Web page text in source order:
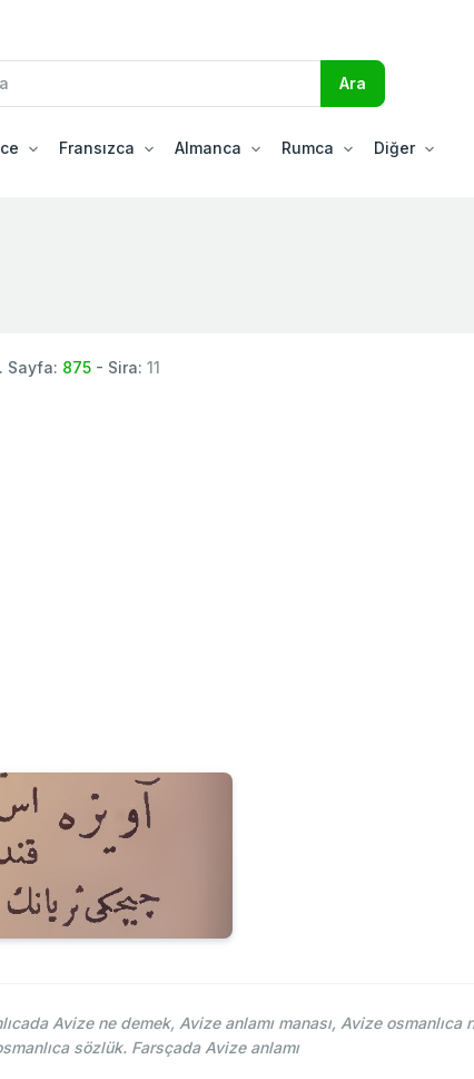
Fransızca Almanca Rumca Diğer
Sayfa: 875 - Sira: 11
Avize ne demek, Avize anlamı manası, Avize osmanlıca
sözlük. Farsçada Avize anlamı